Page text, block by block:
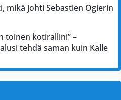
mikä johti Sebastien Ogierin
toinen kotirallini” –
tehdä saman kuin Kalle